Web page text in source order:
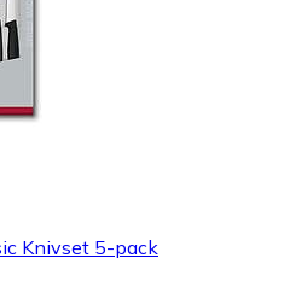
Knivset 5-pack